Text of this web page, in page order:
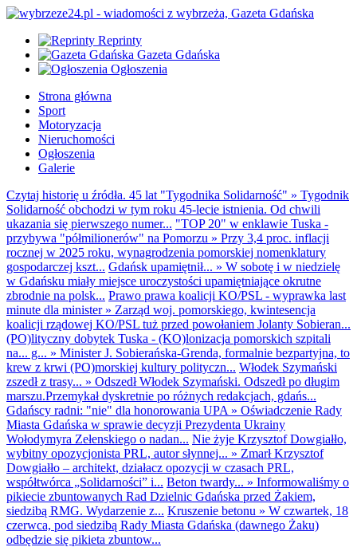
Reprinty
Gazeta Gdańska
Ogłoszenia
Strona główna
Sport
Motoryzacja
Nieruchomości
Ogłoszenia
Galerie
Czytaj historię u źródła. 45 lat "Tygodnika Solidarność" » Tygodnik
Solidarność obchodzi w tym roku 45-lecie istnienia. Od chwili
ukazania się pierwszego numer... "TOP 20" w enklawie Tuska -
przybywa "półmilionerów" na Pomorzu » Przy 3,4 proc. inflacji
rocznej w 2025 roku, wynagrodzenia pomorskiej nomenklatury
gospodarczej kszt... Gdańsk upamiętnił... » W sobotę i w niedzielę
w Gdańsku miały miejsce uroczystości upamiętniające okrutne
zbrodnie na polsk... Prawo prawa koalicji KO/PSL - wyprawka last
minute dla minister» Zarząd woj. pomorskiego, kwintesencja
koalicji rządowej KO/PSL tuż przed powołaniem Jolanty Sobieran...
(PO)lityczny dobytek Tuska - (KO)lonizacja pomorskich szpitali
na... g... » Minister J. Sobierańska-Grenda, formalnie bezpartyjna, to
krew z krwi (PO)morskiej kultury polityczn... Włodek Szymański
zszedł z trasy... » Odszedł Włodek Szymański. Odszedł po długim
marszu.Przemykał dyskretnie po różnych redakcjach, gdańs...
Gdańscy radni: "nie" dla honorowania UPA » Oświadczenie Rady
Miasta Gdańska w sprawie decyzji Prezydenta Ukrainy
Wołodymyra Zełenskiego o nadan... Nie żyje Krzysztof Dowgiałło,
wybitny opozycjonista PRL, autor słynnej... » Zmarł Krzysztof
Dowgiałło – architekt, działacz opozycji w czasach PRL,
współtwórca „Solidarności” i... Beton twardy... » Informowaliśmy o
pikiecie zbuntowanych Rad Dzielnic Gdańska przed Żakiem,
siedzibą RMG. Wydarzenie z... Kruszenie betonu » W czwartek, 18
czerwca, pod siedzibą Rady Miasta Gdańska (dawnego Żaku)
odbędzie się pikieta zbuntow...